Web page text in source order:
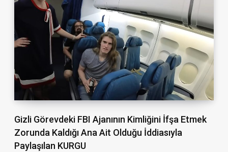
Gizli Görevdeki FBI Ajanının Kimliğini İfşa Etmek
Zorunda Kaldığı Ana Ait Olduğu İddiasıyla
Paylaşılan KURGU